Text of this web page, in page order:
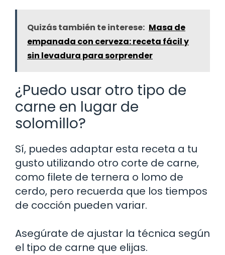
Quizás también te interese: Masa de
empanada con cerveza: receta fácil y
sin levadura para sorprender
¿Puedo usar otro tipo de
carne en lugar de
solomillo?
Sí, puedes adaptar esta receta a tu
gusto utilizando otro corte de carne,
como filete de ternera o lomo de
cerdo, pero recuerda que los tiempos
de cocción pueden variar.
Asegúrate de ajustar la técnica según
el tipo de carne que elijas.